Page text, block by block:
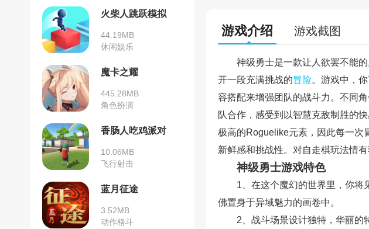
火柴人跳跃模拟
44.19MB
休闲娱乐
魔卡之耀
445.28MB
角色扮演
香肠人吃鸡派对
10.06MB
飞行射击
蓝月征途
3.52MB
动作格斗
游戏介绍 游戏截图
神级勇士是一款让人欲罢不能的
开一段充满挑战的冒险。游戏中，
容搭配来增强团队的战斗力。不同
队合作，感受到以智慧克敌制胜的
极高的Roguelike元素，因此每一次
新鲜感和挑战性。对自走棋玩法情
神级勇士游戏特色
1、在这个魔幻的世界里，你将
佛置身于异域魅力的画卷中。
2、战斗场景设计独特，华丽的